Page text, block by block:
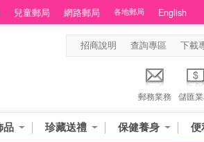
兒童郵局 網路郵局 各地郵局 English
招商說明 查詢專區 下載
郵務業務 儲匯
品 珍藏送禮 保健養身 便